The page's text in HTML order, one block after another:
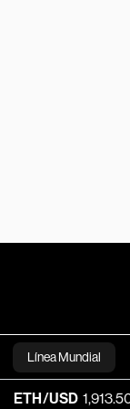
Línea Mundial
Bloomberg
1,913.50 -0.12%